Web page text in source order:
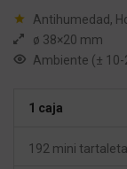
Antihumedad,
ø 38×20 mm
Ambiente (± 10-
1 caja
192 mini